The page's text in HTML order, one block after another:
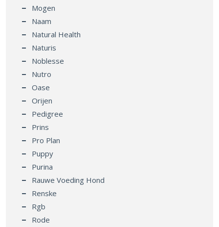
Mogen
Naam
Natural Health
Naturis
Noblesse
Nutro
Oase
Orijen
Pedigree
Prins
Pro Plan
Puppy
Purina
Rauwe Voeding Hond
Renske
Rgb
Rode